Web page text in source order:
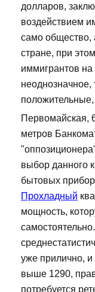
долларов,
воздействием
само общество,
стране, при
иммигрантов на
неоднозначное,
положительные,
Первомайская,
метров
выбор данного
бытовых
Прохладный
мощность,
уже прилично,
выше 1290,
потребуется